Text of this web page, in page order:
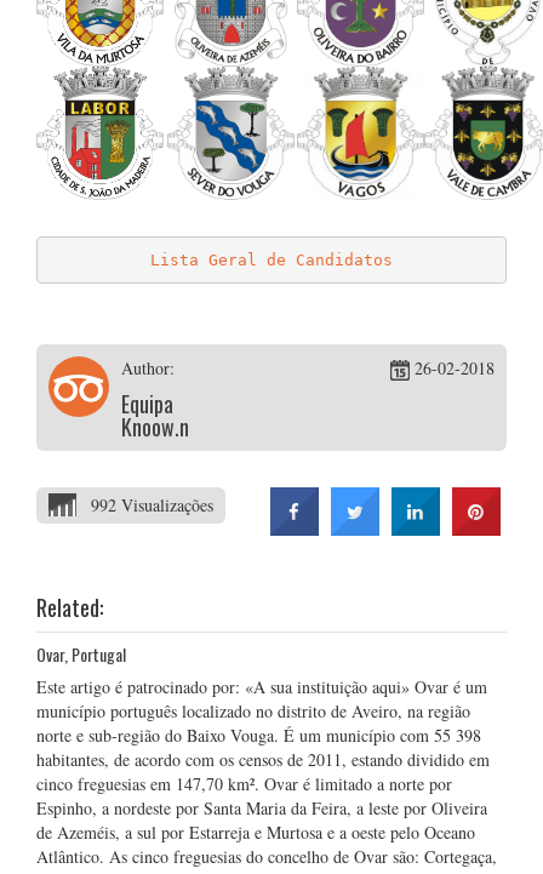
Lista Geral de Candidatos
Author:
Equipa
Knoow.net
26-02-2018
992 Visualizações
Related:
Ovar, Portugal
Este artigo é patrocinado por: «A sua instituição aqui» Ovar é um
município português localizado no distrito de Aveiro, na região
norte e sub-região do Baixo Vouga. É um município com 55 398
habitantes, de acordo com os censos de 2011, estando dividido em
cinco freguesias em 147,70 km². Ovar é limitado a norte por
Espinho, a nordeste por Santa Maria da Feira, a leste por Oliveira
de Azeméis, a sul por Estarreja e Murtosa e a oeste pelo Oceano
Atlântico. As cinco freguesias do concelho de Ovar são: Cortegaça,